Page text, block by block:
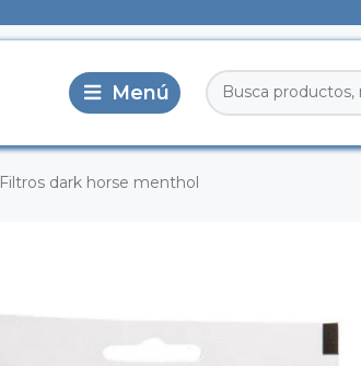
Filtros dark horse menthol